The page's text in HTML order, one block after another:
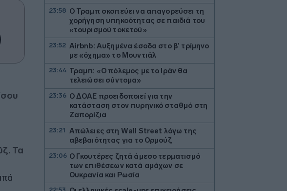
Τα
23:58 Ο Τραμπ σκοπεύει να απαγορεύσει τη
χορήγηση υπηκοότητας σε παιδιά του
«τουρισμού τοκετού»
23:52 Airbnb: Αυξημένα έσοδα στο β’ τρίμηνο
με «όχημα» το Μουντιάλ
23:44 Τραμπ: «Ο πόλεμος με το Ιράν θα
τελειώσει σύντομα»
23:36 Ο ΔΟΑΕ προειδοποιεί για την
κατάσταση στον πυρηνικό σταθμό στη
Ζαπορίζια
23:21 Απώλειες στη Wall Street λόγω της
αβεβαιότητας για το Ορμούζ
23:06 Ο Γκουτέρες ζητά άμεσο τερματισμό
των επιθέσεων κατά αμάχων σε
Ουκρανία και Ρωσία